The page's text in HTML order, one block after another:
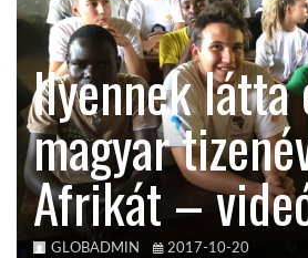
KÖZEL-KELET
AUSZTRÁLIA
A VILÁG ITTHON
Ilyennek látta
magyar
Afrikát –
GLOBADMIN 2017-10-20